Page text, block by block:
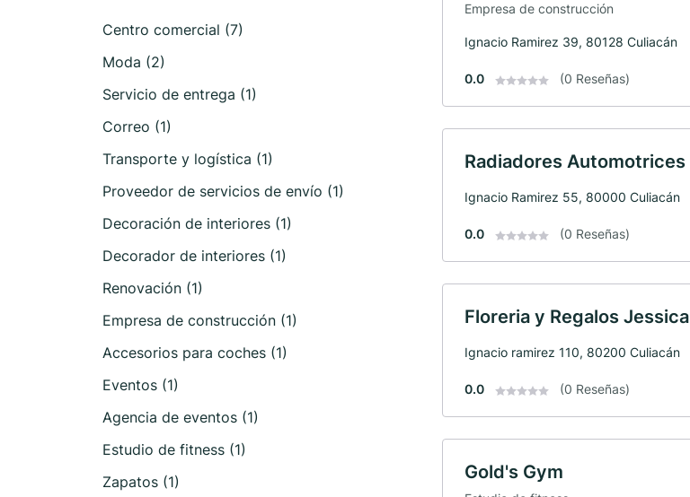
Centro comercial (7)
Moda (2)
Servicio de entrega (1)
Correo (1)
Transporte y logística (1)
Proveedor de servicios de envío (1)
Decoración de interiores (1)
Decorador de interiores (1)
Renovación (1)
Empresa de construcción (1)
Accesorios para coches (1)
Eventos (1)
Agencia de eventos (1)
Estudio de fitness (1)
Zapatos (1)
Empresa de construcción
Ignacio Ramirez 39, 80128 Culiacán
0.0 (0 Reseñas)
Radiadores Automotrices
Ignacio Ramirez 55, 80000 Culiacán
0.0 (0 Reseñas)
Floreria y Regalos Jessica
Ignacio ramirez 110, 80200 Culiacán
0.0 (0 Reseñas)
Gold's Gym